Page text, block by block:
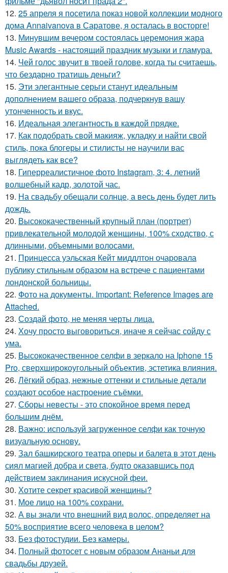
12. 25 апреля я посетила показ новой коллекции модного
дома Annaivanova в Саратове, я осталась в восторге!
13. Минувшим вечером состоялась церемония жара
Music Awards - настоящий праздник музыки и гламура.
14. Чей голос звучит в твоей голове, когда ты считаешь,
что бездарно тратишь деньги?
15. Эти элегантные серьги станут идеальным
дополнением вашего образа, подчеркнув вашу
утонченность и вкус.
16. Идеальная элегантность в каждой прядке.
17. Как подобрать свой макияж, укладку и найти свой
стиль, пока блогеры и стилисты не научили вас
выглядеть как все?
18. Гиперреалистичное фото Instagram, 3: 4. летний
волшебный кадр, золотой час.
19. На свадьбу обещали солнце, а весь день будет лить
дождь.
20. Высококачественный крупный план (портрет)
привлекательной молодой женщины, 100% сходство, с
длинными, объемными волосами.
21. Принцесса уэльская Кейт миддлтон очаровала
публику стильным образом на встрече с пациентами
лондонской больницы.
22. Фото на документы. Important: Reference Images are
Attached.
23. Создай фото, не меняя черты лица.
24. Хочу просто выговориться, иначе я сейчас сойду с
ума.
25. Высококачественное селфи в зеркало на Iphone 15
Pro, сверхширокоугольный объектив, эстетика влияния.
26. Лёгкий образ, нежные оттенки и стильные детали
создают особое настроение съёмки.
27. Сборы невесты - это спокойное время перед
большим днём.
28. Важно: используй загруженное селфи как точную
визуальную основу.
29. Зал башкирского театра оперы и балета в этот день
сиял магией добра и света, будто оказавшись под
действием заклинания искусной феи.
30. Хотите секрет красивой женщины?
31. Мое лицо на 100% сохрани.
32. А вы знали что внешний вид волос, определяет на
50% восприятие всего человека в целом?
33. Без фотостудии. Без камеры.
34. Полный фотосет с новым образом Ананьи для
свадьбы друзей.